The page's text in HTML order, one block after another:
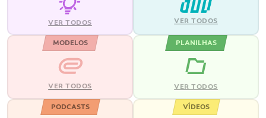
VER TODOS VER TODOS
MODELOS
VER TODOS
PLANILHAS
VER TODOS
PODCASTS VÍDEOS